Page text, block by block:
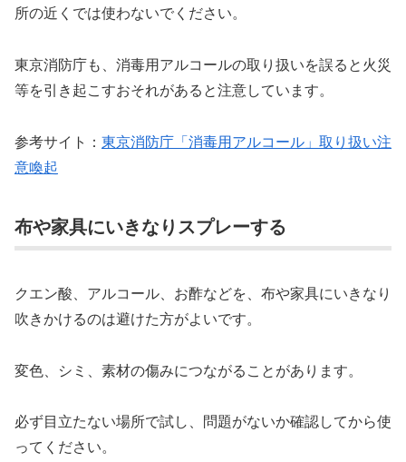
所の近くでは使わないでください。
東京消防庁も、消毒用アルコールの取り扱いを誤ると火災
等を引き起こすおそれがあると注意しています。
参考サイト： 東京消防庁「消毒用アルコール」取り扱い注
意喚起
布や家具にいきなりスプレーする
クエン酸、アルコール、お酢などを、布や家具にいきなり
吹きかけるのは避けた方がよいです。
変色、シミ、素材の傷みにつながることがあります。
必ず目立たない場所で試し、問題がないか確認してから使
ってください。